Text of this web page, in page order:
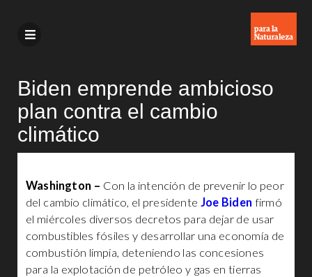
Biden emprende ambicioso
plan contra el cambio
climático
Washington – Con la intención de prevenir lo peor
del cambio climático, el presidente Joe Biden firmó
el miércoles diversos decretos para dejar de usar
combustibles fósiles y desarrollar una economía de
combustión limpia, deteniendo las concesiones
para la explotación de petróleo y gas en tierras